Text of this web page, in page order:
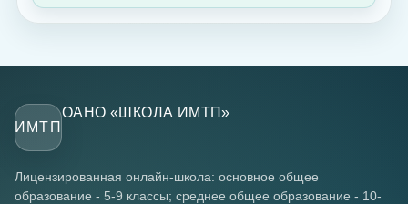
ИМТП
ОАНО «ШКОЛА ИМТП»
Лицензированная онлайн-школа: основное общее
образование - 5-9 классы; среднее общее образование - 10-